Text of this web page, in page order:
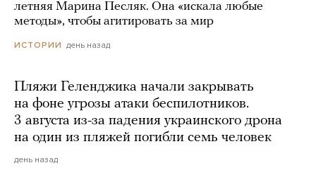
летняя Марина Песляк. Она «искала любые
методы», чтобы агитировать за мир
ИСТОРИИ день назад
Пляжи Геленджика начали закрывать
на фоне угрозы атаки беспилотников.
3 августа из-за падения украинского дрона
на один из пляжей погибли семь человек
день назад